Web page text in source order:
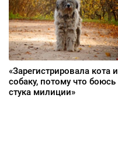
«Зарегистрировала кота и
собаку, потому что боюсь
стука милиции»